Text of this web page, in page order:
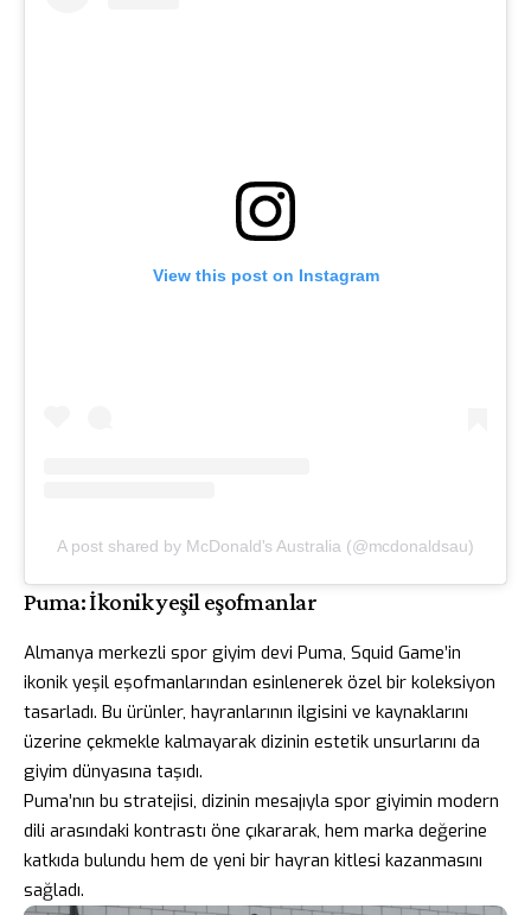
View this post on Instagram
A post shared by McDonald's Australia (@mcdonaldsau)
Puma: İkonik yeşil eşofmanlar
Almanya merkezli spor giyim devi Puma, Squid Game’in
ikonik yeşil eşofmanlarından esinlenerek özel bir koleksiyon
tasarladı. Bu ürünler, hayranlarının ilgisini ve kaynaklarını
üzerine çekmekle kalmayarak dizinin estetik unsurlarını da
giyim dünyasına taşıdı.
Puma’nın bu stratejisi, dizinin mesajıyla spor giyimin modern
dili arasındaki kontrastı öne çıkararak, hem marka değerine
katkıda bulundu hem de yeni bir hayran kitlesi kazanmasını
sağladı.